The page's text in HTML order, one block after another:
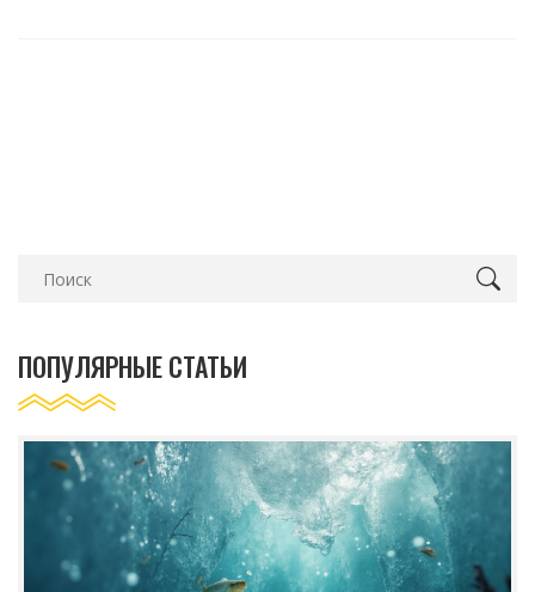
ПОПУЛЯРНЫЕ СТАТЬИ